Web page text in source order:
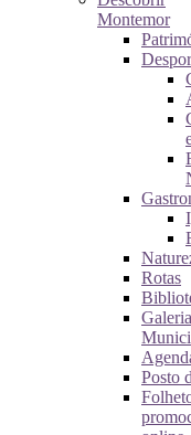
Montemor
Rotas
Galeria
Posto